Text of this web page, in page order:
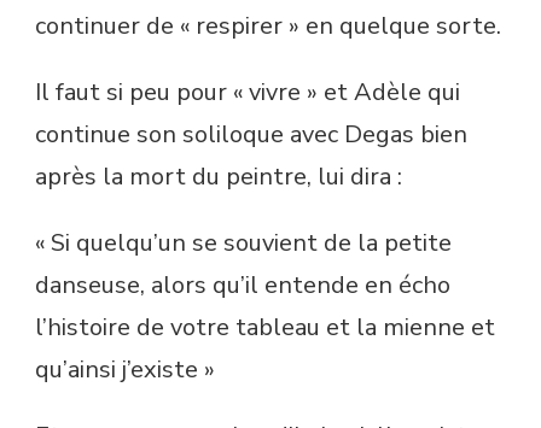
continuer de « respirer » en quelque sorte.
Il faut si peu pour « vivre » et Adèle qui
continue son soliloque avec Degas bien
après la mort du peintre, lui dira :
« Si quelqu’un se souvient de la petite
danseuse, alors qu’il entende en écho
l’histoire de votre tableau et la mienne et
qu’ainsi j’existe »